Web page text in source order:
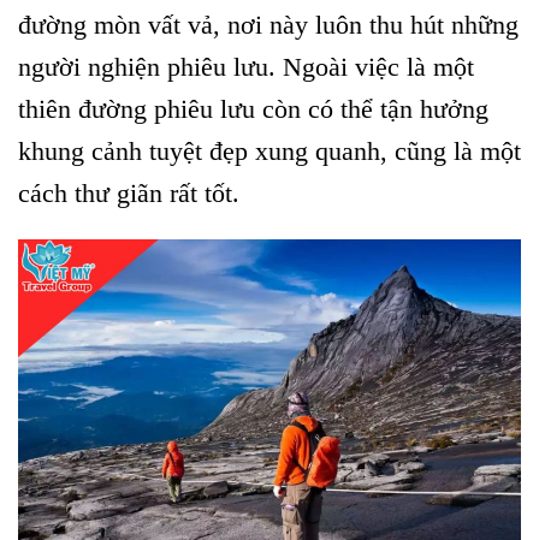
đường mòn vất vả, nơi này luôn thu hút những
người nghiện phiêu lưu. Ngoài việc là một
thiên đường phiêu lưu còn có thể tận hưởng
khung cảnh tuyệt đẹp xung quanh, cũng là một
cách thư giãn rất tốt.